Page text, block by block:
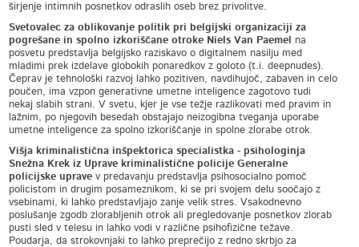
širjenje intimnih posnetkov odraslih oseb brez privolitve.
Svetovalec za oblikovanje politik pri belgijski organizaciji za
pogrešane in spolno izkoriščane otroke Niels Van Paemel
na
posvetu predstavlja belgijsko raziskavo o digitalnem nasilju med
mladimi prek izdelave globokih ponaredkov z goloto (t.i. deepnudes).
Čeprav je tehnološki razvoj lahko pozitiven, navdihujoč, zabaven in celo
poučen, ima vzpon generativne umetne inteligence zagotovo tudi
nekaj slabih strani. V svetu, kjer je vse težje razlikovati med pravim in
lažnim, po njegovih besedah obstajajo neizogibna tveganja uporabe
umetne inteligence za spolno izkoriščanje in spolne zlorabe otrok.
Višja kriminalistična inšpektorica specialistka - psihologinja
Snežna Krek iz Uprave kriminalistične policije Generalne
policijske upravev predavanju predstavlja psihosocialno pomoč
policistom in drugim posameznikom, ki se pri svojem delu soočajo z
vsebinami, ki lahko predstavljajo zanje velik stres. Vsakodnevno
poslušanje zgodb zlorabljenih otrok ali pregledovanje posnetkov zlorab
pusti sled v telesu in lahko vodi v različne psihofizične težave.
Poudarja, da strokovnjaki to lahko preprečijo z redno skrbjo za